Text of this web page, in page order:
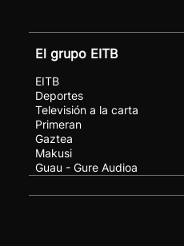
El grupo EITB
EITB
Deportes
Televisión a la carta
Primeran
Gaztea
Makusi
Guau - Gure Audioa